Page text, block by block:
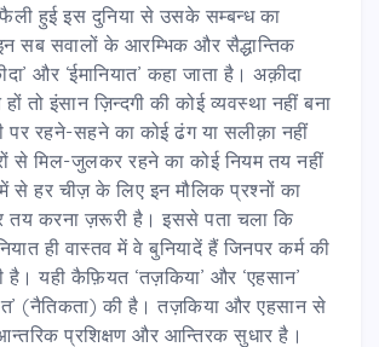
हुई इस दुनिया से उसके सम्बन्ध का
सब सवालों के आरम्भिक और सैद्धान्तिक
और ‘ईमानियात’ कहा जाता है। अक़ीदा
तो इंसान ज़िन्दगी की कोई व्यवस्था नहीं बना
पर रहने-सहने का कोई ढंग या सलीक़ा नहीं
से मिल-जुलकर रहने का कोई नियम तय नहीं
हर चीज़ के लिए इन मौलिक प्रश्नों का
तय करना ज़रूरी है। इससे पता चला कि
ही वास्तव में वे बुनियादें हैं जिनपर कर्म की
है। यही कैफ़ियत ‘तज़किया’ और ‘एहसान’
(नैतिकता) की है। तज़किया और एहसान से
प्रशिक्षण और आन्तिरक सुधार है।